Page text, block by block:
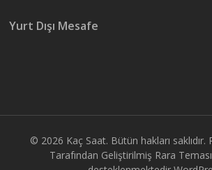
Yurt Dışı Mesafe
© 2026 Kaç Saat. Bütün hakları saklıdır.
Tarafından Geliştirilmiş Rara Teması